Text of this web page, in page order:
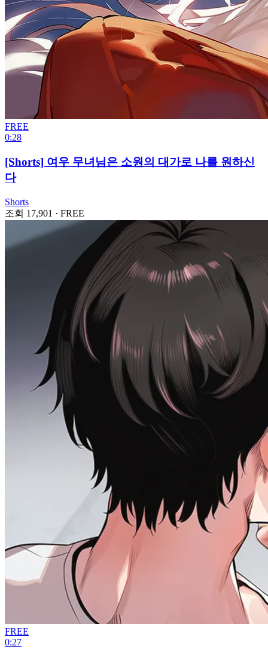
FREE
0:28
[Shorts] 여우 무녀님은 소원의 대가로 나를 원하신
다
Shorts
조회 17,901 · FREE
FREE
0:27